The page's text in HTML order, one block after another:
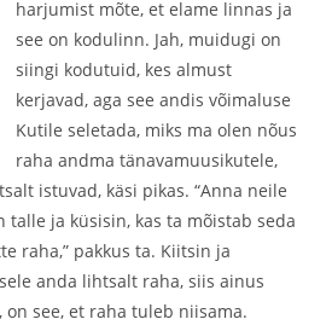
harjumist mõte, et elame linnas ja
see on kodulinn. Jah, muidugi on
siingi kodutuid, kes almust
kerjavad, aga see andis võimaluse
Kutile seletada, miks ma olen nõus
raha andma tänavamuusikutele,
istuvad, käsi pikas. “Anna neile
talle ja küsisin, kas ta mõistab seda
raha,” pakkus ta. Kiitsin ja
anda lihtsalt raha, siis ainus
see, et raha tuleb niisama.